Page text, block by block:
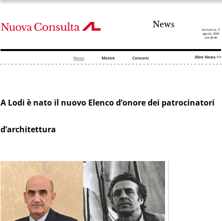
News
domenica, 9
agosto 2026
ore 09:40
News Mostre Concorsi Altre News >>
A Lodi è nato il nuovo Elenco d’onore dei patrocinatori
d’architettura